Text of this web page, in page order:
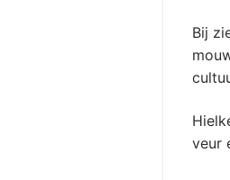
Bij
veur